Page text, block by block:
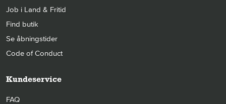
Job i Land & Fritid
Find butik
Se åbningstider
Code of Conduct
Kundeservice
FAQ